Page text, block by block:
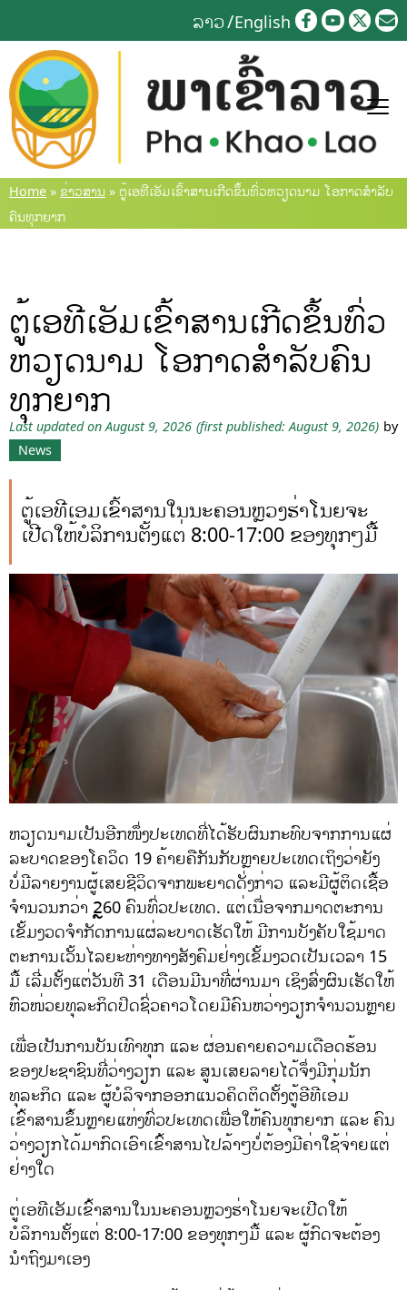
to
content
ລາວ English
Home » ຂ່າວສານ » ຕູ້ເອທີເອັມເຂົ້າສານເກີດຂຶ້ນທົ່ວຫວຽດນາມ ໂອກາດສຳລັບ
ຄົນທຸກຍາກ
ຕູ້ເອທີເອັມເຂົ້າສານເກີດຂຶ້ນທົ່ວ
ຫວຽດນາມ ໂອກາດສຳລັບຄົນ
ທຸກຍາກ
Last updated on August 9, 2026 (first published: August 9, 2026) by
News
ຕູ້ເອທີເອມເຂົ້າສານໃນນະຄອນຫຼວງຮ່າໂນຍຈະ
ເປີດໃຫ້ບໍລິການຕັ້ງແຕ່ 8:00-17:00 ຂອງທຸກໆມື້
ຫວຽດນາມເປັນອີກໜຶ່ງປະເທດທີ່ໄດ້ຮັບຜົນກະທົບຈາກການແຜ່
ລະບາດຂອງໂຄວິດ 19 ຄ້າຍຄືກັນກັບຫຼາຍປະເທດເຖິງວ່າຍັງ
ບໍ່ມີລາຍງານຜູ້ເສຍຊີວິດຈາກພະຍາດດັ່ງກ່າວ ແລະມີຜູ້ຕິດເຊື້ອ
ຈຳນວນກວ່າ 2ຼ60 ຄົນທົ່ວປະເທດ. ແຕ່ເນື່ອຈາກມາດຕະການ
ເຂັ້ມງວດຈຳກັດການແຜ່ລະບາດເຮັດໃຫ້ ມີການບັງຄັບໃຊ້ມາດ
ຕະການເວັ້ນໄລຍະຫ່າງທາງສັງຄົມຢ່າງເຂັ້ມງວດເປັນເວລາ 15
ມື້ ເລີ່ມຕັ້ງແຕ່ວັນທີ 31 ເດືອນມີນາທີ່ຜ່ານມາ ເຊິງສົ່ງຜົນເຮັດໃຫ້
ຫົວໜ່ວຍທຸລະກິດປິດຊົ່ວຄາວໂດຍມີຄົນຫວ່າງວຽກຈຳນວນຫຼາຍ
ເພື່ອເປັນການບັນເທົາທຸກ ແລະ ຜ່ອນຄາຍຄວາມເດືອດຮ້ອນ
ຂອງປະຊາຊົນທີ່ວ່າງວຽກ ແລະ ສູນເສຍລາຍໄດ້ຈຶ່ງມີກຸ່ມນັກ
ທຸລະກິດ ແລະ ຜູ້ບໍລິຈາກອອກແນວຄິດຕິດຕັ້ງຕູ້ອີທີເອມ
ເຂົ້າສານຂຶ້ນຫຼາຍແຫ່ງທົ່ວປະເທດເພື່ອໃຫ້ຄົນທຸກຍາກ ແລະ ຄົນ
ວ່າງວຽກໄດ້ມາກົດເອົາເຂົ້າສານໄປລ້າໆບໍ່ຕ້ອງມີຄ່າໃຊ້ຈ່າຍແຕ່
ຢ່າງໃດ
ຕູ່ເອທີເອັມເຂົ້າສານໃນນະຄອນຫຼວງຮ່າໂນຍຈະເປີດໃຫ້
ບໍລິການຕັ້ງແຕ່ 8:00-17:00 ຂອງທຸກໆມື້ ແລະ ຜູ້ກົດຈະຕ້ອງ
ນຳຖົງມາເອງ